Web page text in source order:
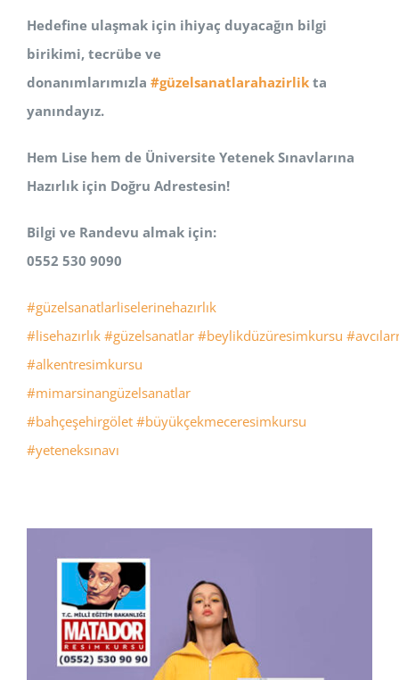
Hedefine ulaşmak için ihiyaç duyacağın bilgi
birikimi, tecrübe ve
donanımlarımızla #güzelsanatlarahazirlik ta
yanındayız.
Hem Lise hem de Üniversite Yetenek Sınavlarına
Hazırlık için Doğru Adrestesin!
Bilgi ve Randevu almak için:
0552 530 9090
#güzelsanatlarliselerinehazırlık
#lisehazırlık #güzelsanatlar #beylikdüzüresimkursu
#alkentresimkursu
#mimarsinangüzelsanatlar
#bahçeşehirgölet #büyükçekmeceresimkursu
#yeteneksınavı